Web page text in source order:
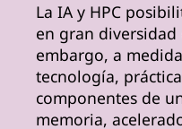
La IA y HPC
en gran diversidad
embargo, a
tecnología,
componentes de
memoria,